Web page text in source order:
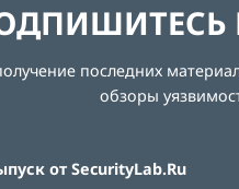
последних
обзоры
от SecurityLab.Ru